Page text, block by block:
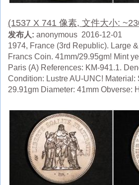
(1537 X 741 像素, 文件大小:
发布人: anonymous 2016-12-01
1974, France (3rd Republic). Large
Francs Coin. 41mm/29.95gm! Mint
Paris (A) References: KM-941.1.
Condition: Lustre AU-UNC! Material:
29.91gm Diameter: 41mm Obverse: